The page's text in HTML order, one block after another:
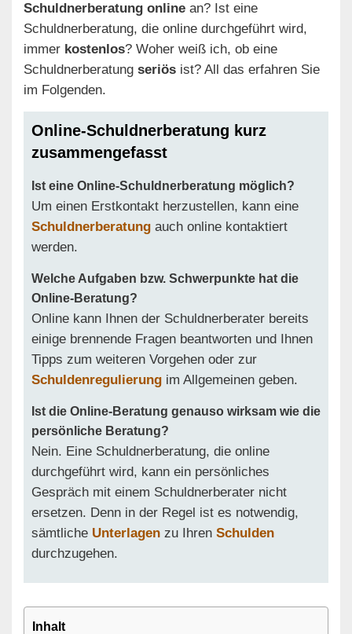
Schuldnerberatung online an? Ist eine
Schuldnerberatung, die online durchgeführt wird,
immer kostenlos? Woher weiß ich, ob eine
Schuldnerberatung seriös ist? All das erfahren Sie
im Folgenden.
Online-Schuldnerberatung kurz
zusammengefasst
Ist eine Online-Schuldnerberatung möglich?
Um einen Erstkontakt herzustellen, kann eine
Schuldnerberatung auch online kontaktiert
werden.
Welche Aufgaben bzw. Schwerpunkte hat die
Online-Beratung?
Online kann Ihnen der Schuldnerberater bereits
einige brennende Fragen beantworten und Ihnen
Tipps zum weiteren Vorgehen oder zur
Schuldenregulierung im Allgemeinen geben.
Ist die Online-Beratung genauso wirksam wie die
persönliche Beratung?
Nein. Eine Schuldnerberatung, die online
durchgeführt wird, kann ein persönliches
Gespräch mit einem Schuldnerberater nicht
ersetzen. Denn in der Regel ist es notwendig,
sämtliche Unterlagen zu Ihren Schulden
durchzugehen.
Inhalt